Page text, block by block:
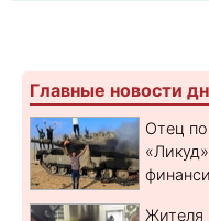
Главные новости
Отец
Жителя